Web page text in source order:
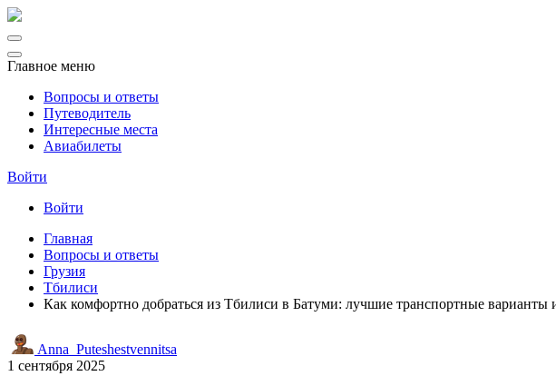
Главное меню
Вопросы и ответы
Путеводитель
Интересные места
Авиабилеты
Войти
Войти
Главная
Вопросы и ответы
Грузия
Тбилиси
Как комфортно добраться из Тбилиси в Батуми: лучшие транспортные
Anna_Puteshestvennitsa
1 сентября 2025